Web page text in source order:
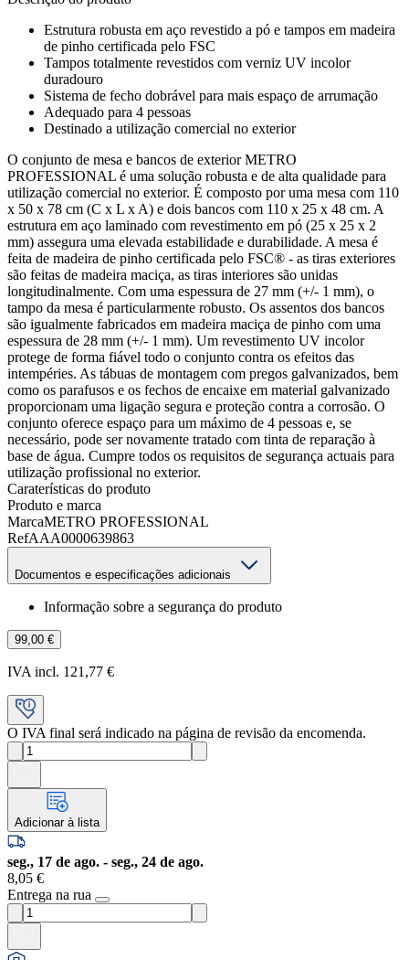
Estrutura robusta em aço revestido a pó e tampos em madeira
de pinho certificada pelo FSC
Tampos totalmente revestidos com verniz UV incolor
duradouro
Sistema de fecho dobrável para mais espaço de arrumação
Adequado para 4 pessoas
Destinado a utilização comercial no exterior
O conjunto de mesa e bancos de exterior METRO
PROFESSIONAL é uma solução robusta e de alta qualidade para
utilização comercial no exterior. É composto por uma mesa com 110
x 50 x 78 cm (C x L x A) e dois bancos com 110 x 25 x 48 cm. A
estrutura em aço laminado com revestimento em pó (25 x 25 x 2
mm) assegura uma elevada estabilidade e durabilidade. A mesa é
feita de madeira de pinho certificada pelo FSC® - as tiras exteriores
são feitas de madeira maciça, as tiras interiores são unidas
longitudinalmente. Com uma espessura de 27 mm (+/- 1 mm), o
tampo da mesa é particularmente robusto. Os assentos dos bancos
são igualmente fabricados em madeira maciça de pinho com uma
espessura de 28 mm (+/- 1 mm). Um revestimento UV incolor
protege de forma fiável todo o conjunto contra os efeitos das
intempéries. As tábuas de montagem com pregos galvanizados, bem
como os parafusos e os fechos de encaixe em material galvanizado
proporcionam uma ligação segura e proteção contra a corrosão. O
conjunto oferece espaço para um máximo de 4 pessoas e, se
necessário, pode ser novamente tratado com tinta de reparação à
base de água. Cumpre todos os requisitos de segurança actuais para
utilização profissional no exterior.
Caraterísticas do produto
Produto e marca
MarcaMETRO PROFESSIONAL
RefAAA0000639863
Documentos e especificações adicionais
Informação sobre a segurança do produto
99,00 €
IVA incl. 121,77 €
O IVA final será indicado na página de revisão da encomenda.
Adicionar à lista
seg., 17 de ago. - seg., 24 de ago.
8,05 €
Entrega na rua